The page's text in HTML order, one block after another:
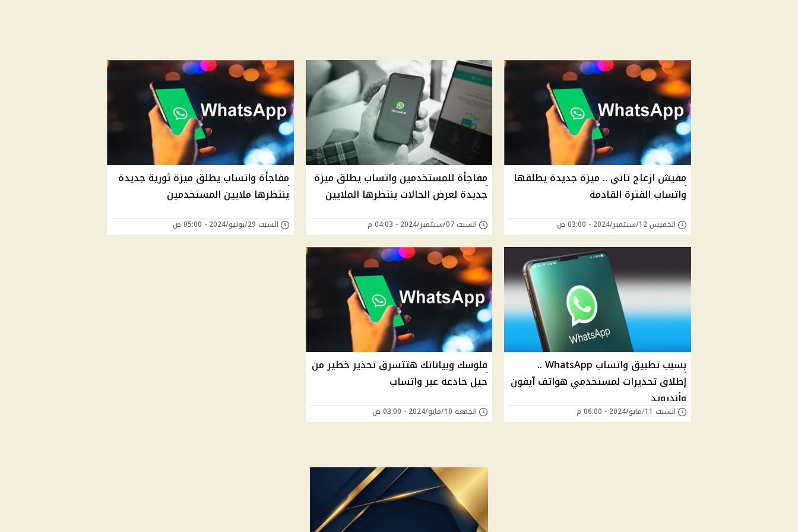
مفيش ازعاج تاني .. ميزة جديدة يطلقها
واتساب الفترة القادمة
الخميس 12/سبتمبر/2024 - 03:00 ص
مفاجأة للمستخدمين واتساب يطلق ميزة
جديدة لعرض الحالات ينتظرها الملايين
السبت 07/سبتمبر/2024 - 04:03 م
مفاجأة واتساب يطلق ميزة ثورية جديدة
ينتظرها ملايين المستخدمين
السبت 29/يونيو/2024 - 05:00 ص
بسبب تطبيق واتساب WhatsApp ..
إطلاق تحذيرات لمستخدمي هواتف آيفون
وأندرويد
السبت 11/مايو/2024 - 06:00 م
فلوسك وبياناتك هتتسرق تحذير خطير من
حيل خادعة عبر واتساب
الجمعة 10/مايو/2024 - 03:00 ص